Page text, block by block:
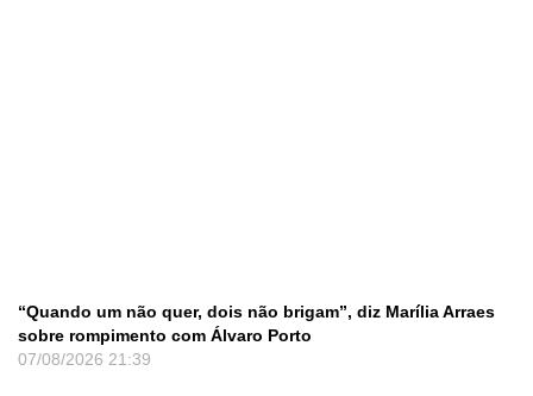
“Quando um não quer, dois não brigam”, diz Marília Arraes
sobre rompimento com Álvaro Porto
07/08/2026 21:39